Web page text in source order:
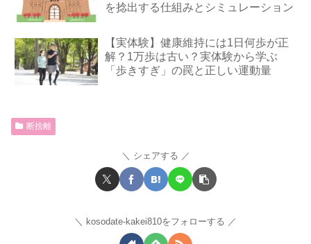
を捻出する仕組みとシミュレーション
【実体験】健康維持には1日何歩が正
解？1万歩は古い？実体験から学ぶ
「歩きすぎ」の罠と正しい運動量
断捨離
シェアする
kosodate-kakei810をフォローする